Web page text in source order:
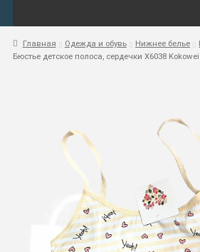
Главная Одежда и обувь Нижнее белье
Бюстье детское полоса, сердечки X6038